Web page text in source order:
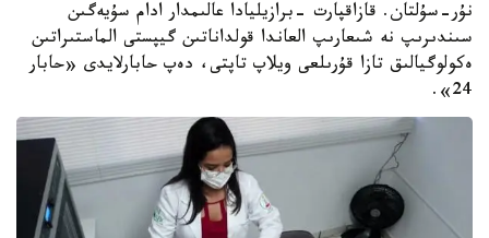
نۇر-سۇلتان. قازاقپارت -برازيليادا عالىمدار ادام سۇيەگىن
سىندىرىپ نە شىعارىپ العاندا قولداناتىن گيپستى الماستىراتىن
ەكولوگيالىق تازا قۇرىلعى ويلاپ تاپتى، دەپ حابارلايدى «حابار
24».